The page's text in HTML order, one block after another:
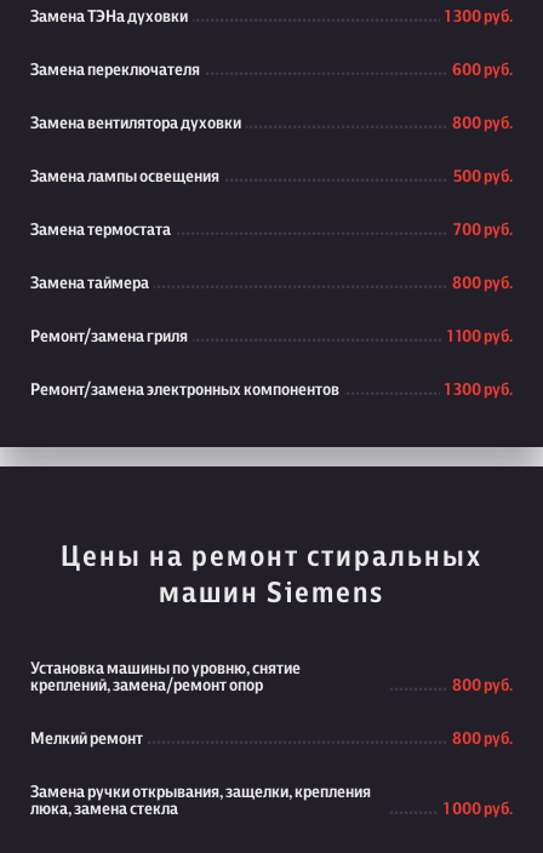
Замена ТЭНа духовки 1 300 руб.
Замена переключателя 600 руб.
Замена вентилятора духовки 800 руб.
Замена лампы освещения 500 руб.
Замена термостата 700 руб.
Замена таймера 800 руб.
Ремонт/замена гриля 1 100 руб.
Ремонт/замена электронных компонентов 1 300 руб.
Цены на ремонт стиральных
машин Siemens
Установка машины по уровню, снятие
креплений, замена/ремонт опор
800 руб.
Мелкий ремонт 800 руб.
Замена ручки открывания, защелки, крепления
люка, замена стекла
1 000 руб.